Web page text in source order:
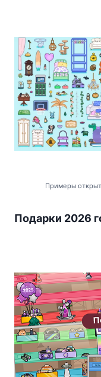
Примеры
Подарки 2026